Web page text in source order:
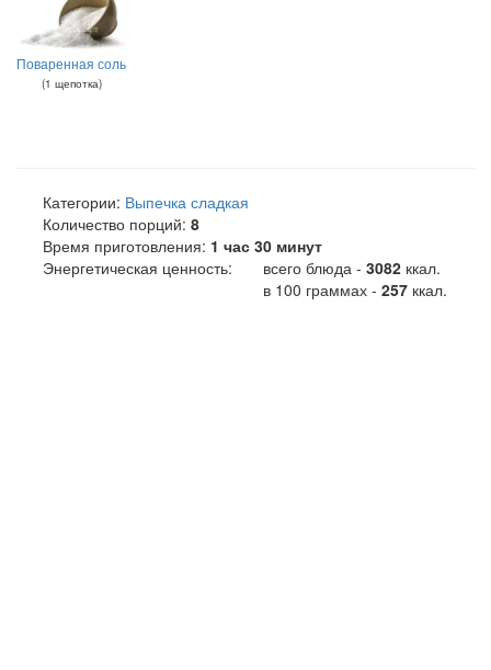
Поваренная соль
(1 щепотка)
Категории: Выпечка сладкая
Количество порций: 8
Время приготовления: 1 час 30 минут
Энергетическая ценность:
всего блюда - 3082 ккал.
в 100 граммах - 257 ккал.